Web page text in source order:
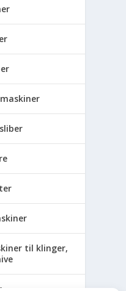
til klinger,